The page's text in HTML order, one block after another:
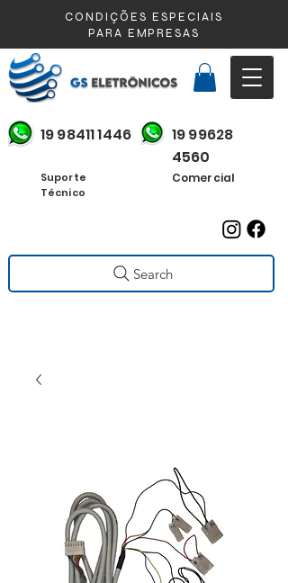
CONDIÇÕES ESPECIAIS
PARA EMPRESAS
19 98411 1446
Suporte
Técnico
19 99628
4560
Comercial
Search